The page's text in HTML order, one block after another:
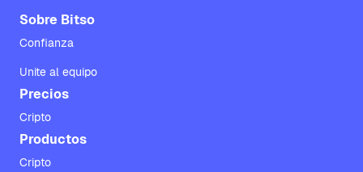
Sobre Bitso
Confianza
Unite al equipo
Precios
Cripto
Productos
Cripto